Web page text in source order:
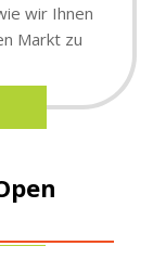
wir Ihnen
Markt zu